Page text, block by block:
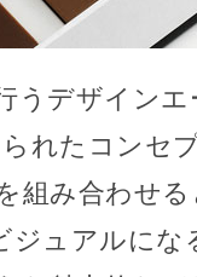
うデザイン
れたコンセ
組み合わせ
ジュアルにな